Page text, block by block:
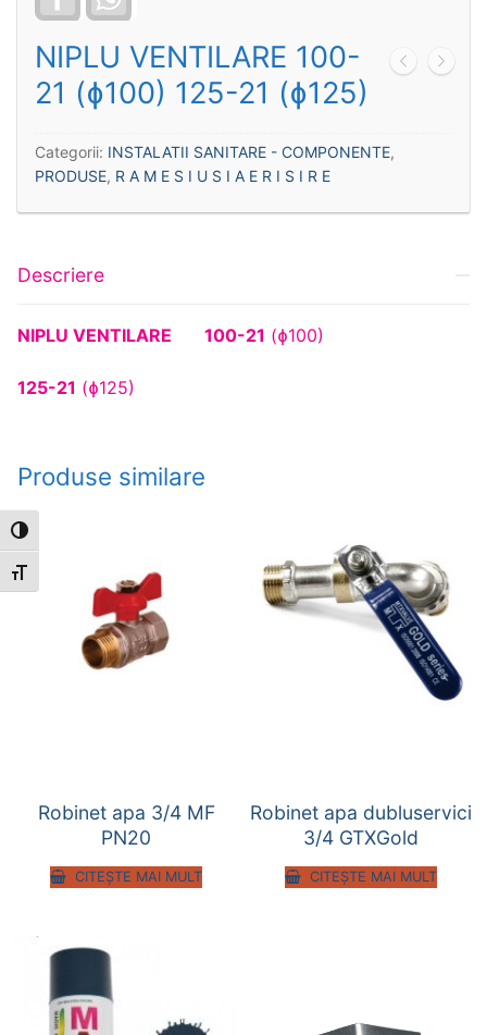
Toggle High Contrast
Toggle Font size
NIPLU VENTILARE 100-
21 (ɸ100) 125-21 (ɸ125)
Categorii: INSTALATII SANITARE - COMPONENTE,
PRODUSE, R A M E S I U S I A E R I S I R E
Descriere
NIPLU VENTILARE 100-21 (ɸ100)
125-21 (ɸ125)
Produse similare
Robinet apa 3/4 MF
PN20
CITEȘTE MAI MULT
Robinet apa dubluservici
3/4 GTXGold
CITEȘTE MAI MULT